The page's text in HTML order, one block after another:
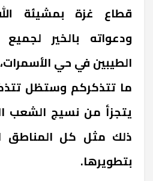
قطاع غزة بمشيئة
ودعواته بالخير لجميع
الطيبين في حي
ما تتذكركم وستظل
يتجزأ من نسيج الشعب
ذلك مثل كل المناطق
بتطويرها.